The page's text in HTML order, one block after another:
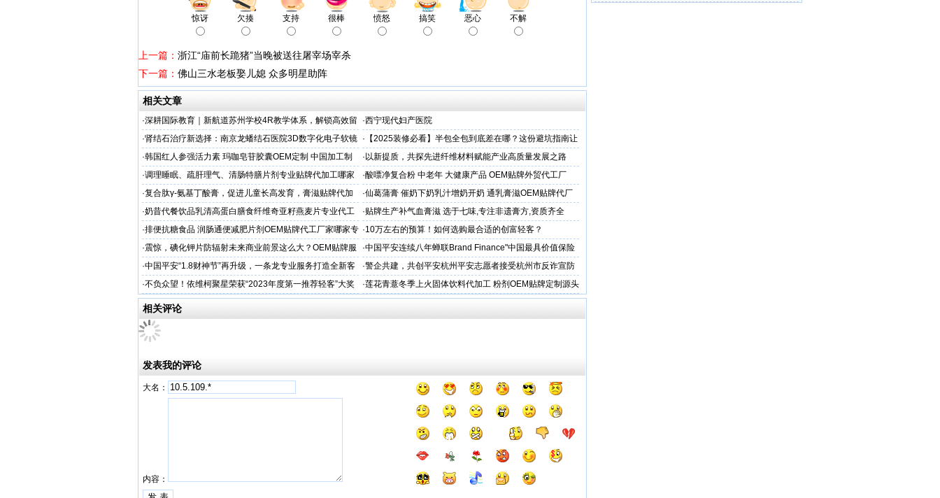
惊讶 欠揍 支持 很棒 愤怒 搞笑 恶心 不解
上一篇： 浙江“庙前长跪猪”当晚被送往屠宰场宰杀
下一篇： 佛山三水老板娶儿媳 众多明星助阵
相关文章
·深耕国际教育｜新航道苏州学校4R教学体系，解锁高效留
学备考之路
·西宁现代妇产医院
·肾结石治疗新选择：南京龙蟠结石医院3D数字化电子软镜
保肾取石术
· 【2025装修必看】半包全包到底差在哪？这份避坑指南让
你省下3万冤枉钱！
·韩国红人参强活力素 玛咖皂苷胶囊OEM定制 中国加工制
造商
· 以新提质，共探先进纤维材料赋能产业高质量发展之路
·调理睡眠、疏肝理气、清肠特膳片剂专业贴牌代加工哪家
专业
·酸嘌净复合粉 中老年 大健康产品 OEM贴牌外贸代工厂
·复合肽γ-氨基丁酸膏，促进儿童长高发育，膏滋贴牌代加
工厂家
·仙葛蒲膏 催奶下奶乳汁增奶开奶 通乳膏滋OEM贴牌代厂
家
·奶昔代餐饮品乳清高蛋白膳食纤维奇亚籽燕麦片专业代工
厂家
·贴牌生产补气血膏滋 选于七味,专注非遗膏方,资质齐全
·排便抗糖食品 润肠通便减肥片剂OEM贴牌代工厂家哪家专
业
·10万左右的预算！如何选购最合适的创富轻客？
·震惊，碘化钾片防辐射未来商业前景这么大？OEM贴牌服
务商
·中国平安连续八年蝉联Brand Finance"中国最具价值保险
品牌"
·中国平安“1.8财神节”再升级，一条龙专业服务打造全新客
户体验
·警企共建，共创平安杭州平安志愿者接受杭州市反诈宣防
人才专项培训
·不负众望！依维柯聚星荣获“2023年度第一推荐轻客”大奖 ·莲花青薏冬季上火固体饮料代加工 粉剂OEM贴牌定制源头
工厂
相关评论
发表我的评论
大名：
内容：